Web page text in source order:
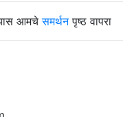
आमचेसमर्थनपृष्ठ वापरा